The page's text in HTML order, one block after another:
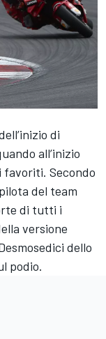
di
all’inizio
Secondo
del team
di tutti i
versione
dello
podio.